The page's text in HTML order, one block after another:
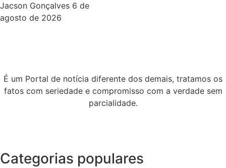
Jacson Gonçalves 6 de
agosto de 2026
É um Portal de notícia diferente dos demais, tratamos os
fatos com seriedade e compromisso com a verdade sem
parcialidade.
Categorias populares